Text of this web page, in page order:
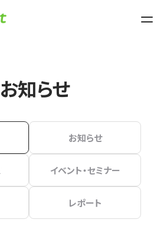
お知らせ
お知らせ
イベント・セミナー
レポート